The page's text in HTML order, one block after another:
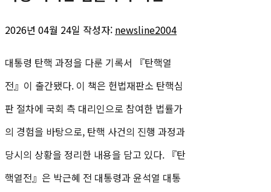
2026년 04월 24일 작성자: newsline2004
대통령 탄핵 과정을 다룬 기록서 『탄핵열
전』이 출간됐다. 이 책은 헌법재판소 탄핵심
판 절차에 국회 측 대리인으로 참여한 법률가
의 경험을 바탕으로, 탄핵 사건의 진행 과정과
당시의 상황을 정리한 내용을 담고 있다. 『탄
핵열전』은 박근혜 전 대통령과 윤석열 대통